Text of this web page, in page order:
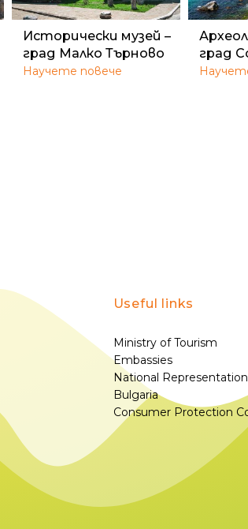
Исторически музей –
град Малко Търново
Научете повече
град
Useful links
Ministry of Tourism
Embassies
National
Bulgaria
Consumer Protection